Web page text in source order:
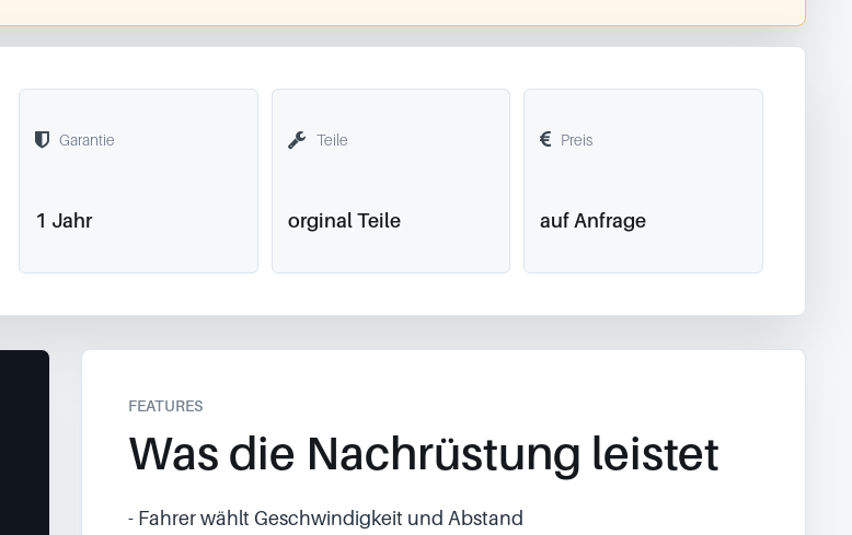
Garantie
1 Jahr
Teile
orginal Teile
Preis
auf Anfrage
FEATURES
Was die Nachrüstung leistet
- Fahrer wählt Geschwindigkeit und Abstand